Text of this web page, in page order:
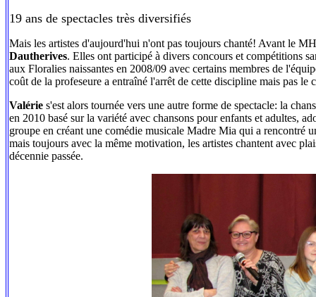
19 ans de spectacles très diversifiés
Mais les artistes d'aujourd'hui n'ont pas toujours chanté! Avant le
Dautherives. Elles ont participé à divers concours et compétitions
aux Floralies naissantes en 2008/09 avec certains membres de
coût de la profeseure a entraîné l'arrêt de cette discipline mais pas le
Valérie s'est alors tournée vers une autre forme de spectacle: la
en 2010 basé sur la variété avec chansons pour enfants et adultes,
groupe en créant une comédie musicale Madre Mia qui a rencontré
mais toujours avec la même motivation, les artistes chantent avec
décennie passée.